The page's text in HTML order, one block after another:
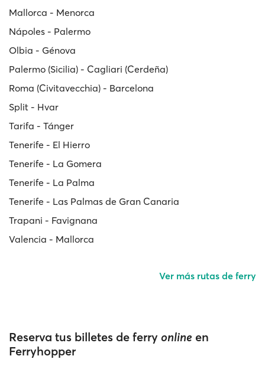
Mallorca - Menorca
Nápoles - Palermo
Olbia - Génova
Palermo (Sicilia) - Cagliari (Cerdeña)
Roma (Civitavecchia) - Barcelona
Split - Hvar
Tarifa - Tánger
Tenerife - El Hierro
Tenerife - La Gomera
Tenerife - La Palma
Tenerife - Las Palmas de Gran Canaria
Trapani - Favignana
Valencia - Mallorca
Ver más rutas de ferry
Reserva tus billetes de ferry online en
Ferryhopper